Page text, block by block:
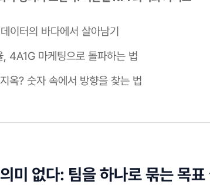
이터의 바다에서 살아남기
, 4A1G 마케팅으로 돌파하는 법
옥? 숫자 속에서 방향을 찾는 법
미 없다: 팀을 하나로 묶는 목표